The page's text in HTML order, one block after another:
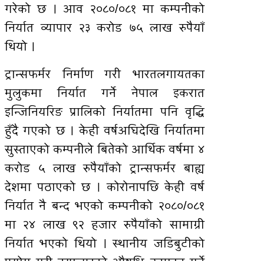
गरेको छ । आव २०८०/०८१ मा कम्पनीको
निर्यात व्यापार २३ करोड ७५ लाख रुपैयाँ
थियो ।
ट्रान्सफर्मर निर्माण गरी भारतलगायतका
मुलुकमा निर्यात गर्ने नेपाल इकरात
इन्जिनियरिङ प्रालिको निर्यातमा पनि वृद्धि
हुँदै गएको छ । केही वर्षअघिदेखि निर्यातमा
सुस्ताएको कम्पनीले बितेको आर्थिक वर्षमा ४
करोड ५ लाख रुपैयाँको ट्रान्सफर्मर बाह्य
देशमा पठाएको छ । कोरोनापछि केही वर्ष
निर्यात नै बन्द भएको कम्पनीको २०८०/०८१
मा २४ लाख ९२ हजार रुपैयाँको सामाग्री
निर्यात भएको थियो । स्थानीय जडिबुटीको